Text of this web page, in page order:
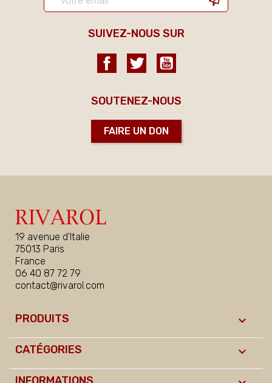
SUIVEZ-NOUS SUR
FacebookTwitter
SOUTENEZ-NOUS
FAIRE UN DON
19 avenue d'Italie
75013 Paris
France
06 40 87 72 79
contact@rivarol.com
PRODUITS 
CATÉGORIES 